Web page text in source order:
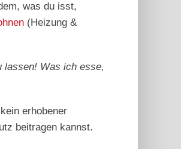
was du isst,
(Heizung &
lassen! Was ich esse,
erhobener
beitragen kannst.